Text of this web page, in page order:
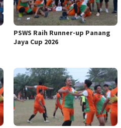
PSWS Raih Runner-up Panang
Jaya Cup 2026